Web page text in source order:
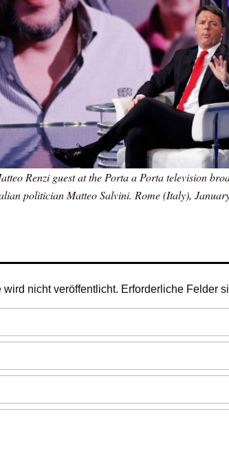
Renzi guest at the Porta a Porta television
politician Matteo Salvini. Rome (Italy),
nicht veröffentlicht. Erforderliche Felder